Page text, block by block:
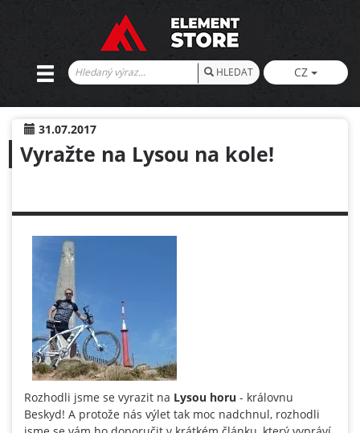
HLEDAT CZ
Vyražte na Lysou na kole!
31.07.2017
Rozhodli jsme se vyrazit na Lysou horu - královnu
Beskyd! A protože nás výlet tak moc nadchnul, rozhodli